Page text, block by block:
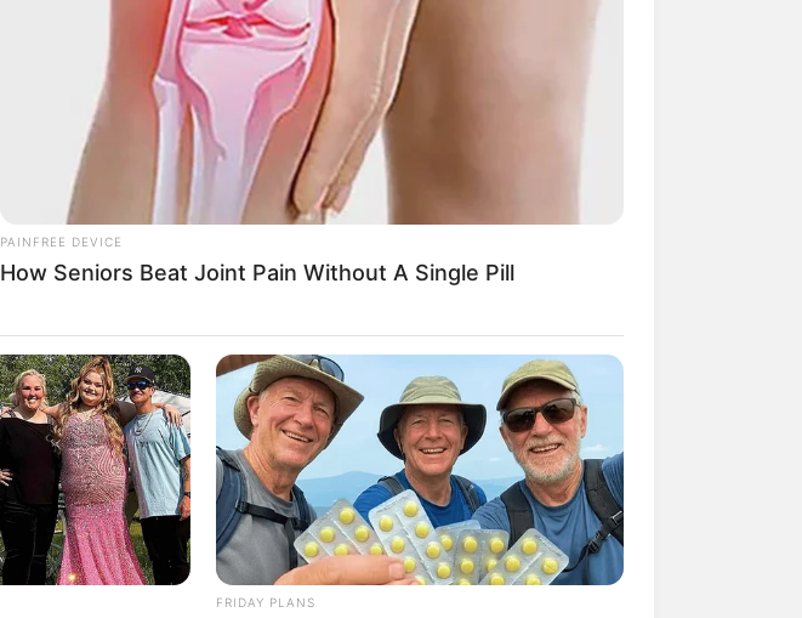
PAINFREE DEVICE
How Seniors Beat Joint Pain Without A Single Pill
FRIDAY PLANS